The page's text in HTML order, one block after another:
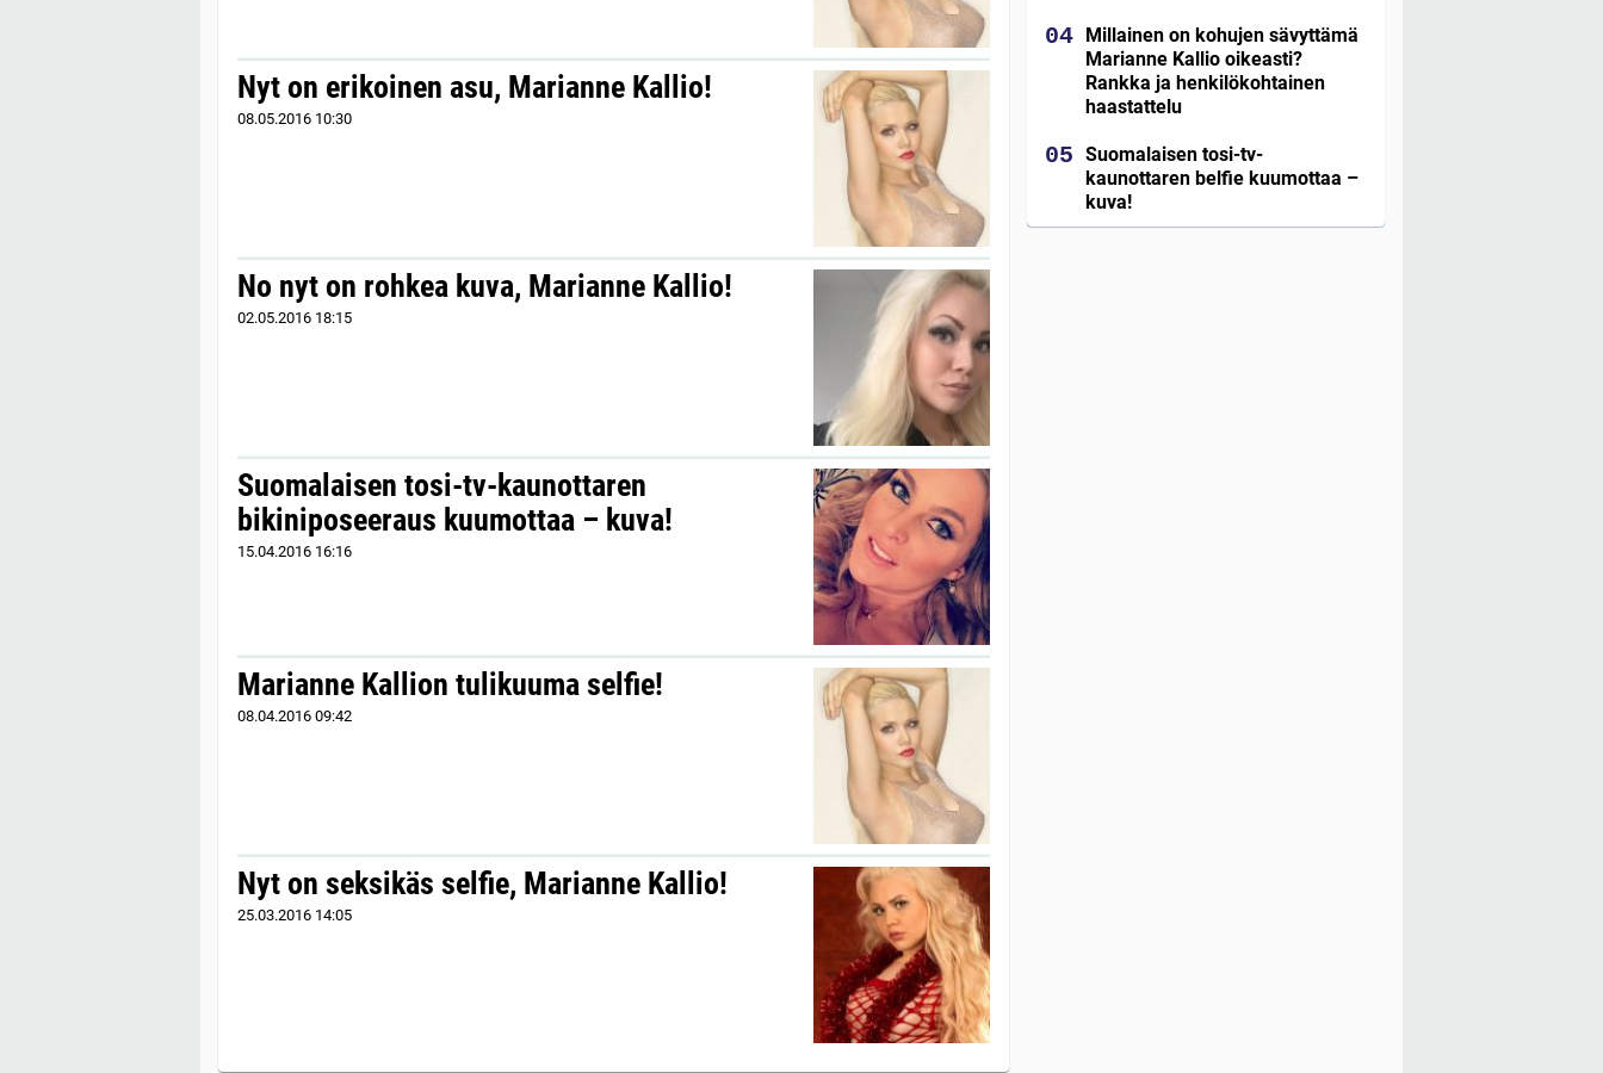
Nyt on erikoinen asu, Marianne Kallio!
08.05.2016 10:30
No nyt on rohkea kuva, Marianne Kallio!
02.05.2016 18:15
Suomalaisen tosi-tv-kaunottaren
bikiniposeeraus kuumottaa – kuva!
15.04.2016 16:16
Marianne Kallion tulikuuma selfie!
08.04.2016 09:42
Nyt on seksikäs selfie, Marianne Kallio!
25.03.2016 14:05
Millainen on kohujen sävyttämä
Marianne Kallio oikeasti?
Rankka ja henkilökohtainen
haastattelu
Suomalaisen tosi-tv-
kaunottaren belfie kuumottaa –
kuva!